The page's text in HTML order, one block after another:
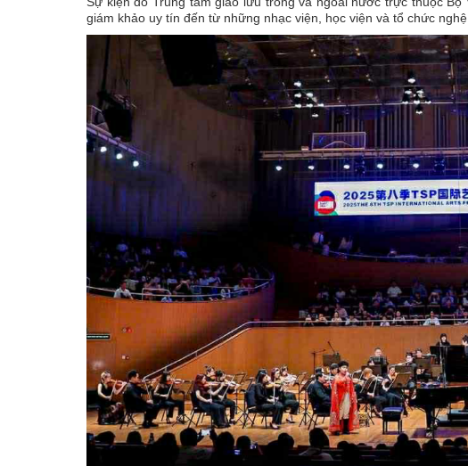
giám khảo uy tín đến từ những nhạc viện, học viện và tổ chức